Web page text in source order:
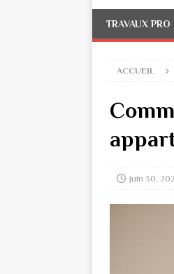
TRAVAUX PRO
ACCUEIL
juin 30,